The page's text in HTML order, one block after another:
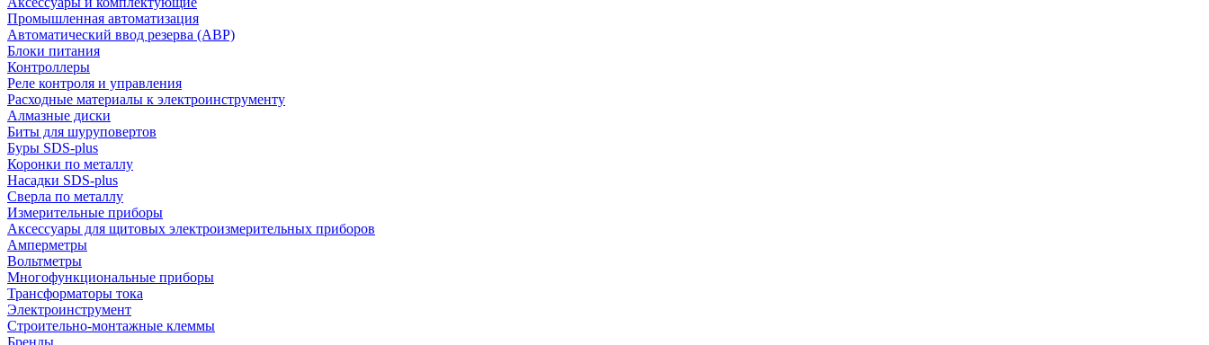
Промышленная автоматизация
Автоматический ввод резерва (АВР)
Блоки питания
Контроллеры
Реле контроля и управления
Расходные материалы к электроинструменту
Алмазные диски
Биты для шуруповертов
Буры SDS-plus
Коронки по металлу
Насадки SDS-plus
Сверла по металлу
Измерительные приборы
Аксессуары для щитовых электроизмерительных приборов
Амперметры
Вольтметры
Многофункциональные приборы
Трансформаторы тока
Электроинструмент
Строительно-монтажные клеммы
Бренды